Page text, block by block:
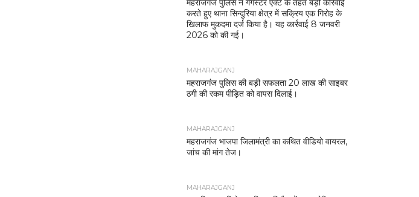
महराजगंज पुलिस ने गैंगेस्टर एक्ट के तहत बड़ी कार्रवाई
करते हुए थाना सिन्दुरिया क्षेत्र में सक्रिय एक गिरोह के
खिलाफ मुकदमा दर्ज किया है। यह कार्रवाई 8 जनवरी
2026 को की गई।
MAHARAJGANJ
महराजगंज पुलिस की बड़ी सफलता 20 लाख की साइबर
ठगी की रकम पीड़ित को वापस दिलाई।
MAHARAJGANJ
महराजगंज भाजपा जिलामंत्री का कथित वीडियो वायरल,
जांच की मांग तेज।
MAHARAJGANJ